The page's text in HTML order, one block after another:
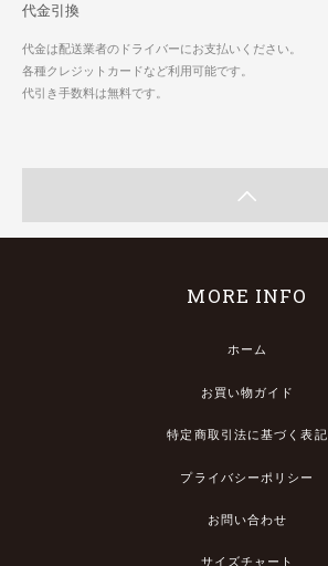
代金引換
代金は配送業者のドライバーにお支払いください。
各種クレジットカードなど利用可能です。
代引き手数料は無料です。
MORE INFO
ホーム
お買い物ガイド
特定商取引法に基づく表記
プライバシーポリシー
お問い合わせ
サイズチャート